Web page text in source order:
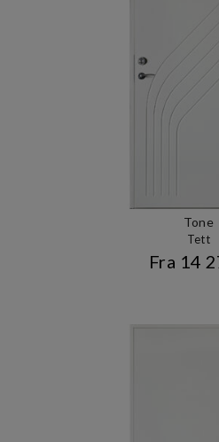
Tone
Tett
Fra 14